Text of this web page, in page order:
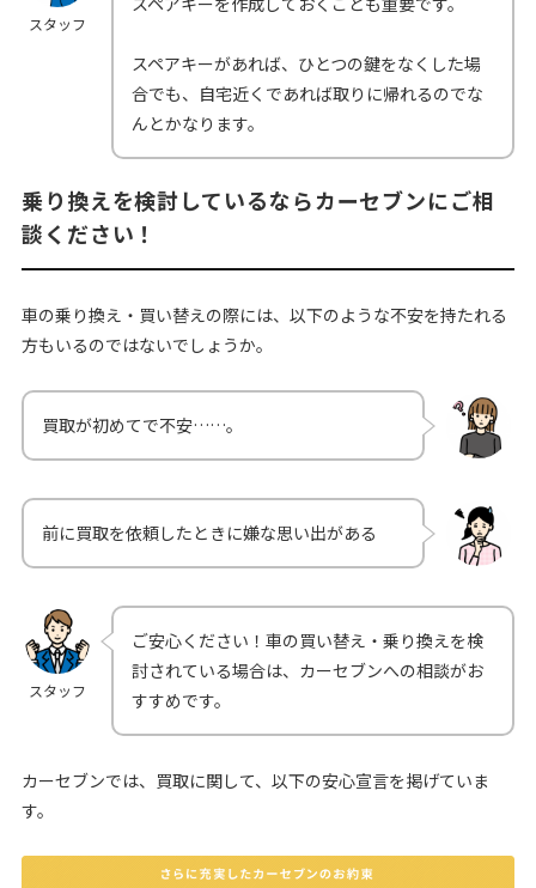
スタッフ
スペアキーがあれば、ひとつの鍵をなくした場
合でも、自宅近くであれば取りに帰れるのでな
んとかなります。
乗り換えを検討しているならカーセブンにご相
談ください！
車の乗り換え・買い替えの際には、以下のような不安を持たれる
方もいるのではないでしょうか。
買取が初めてで不安……。
前に買取を依頼したときに嫌な思い出がある
スタッフ
ご安心ください！車の買い替え・乗り換えを検
討されている場合は、カーセブンへの相談がお
すすめです。
カーセブンでは、買取に関して、以下の安心宣言を掲げていま
す。